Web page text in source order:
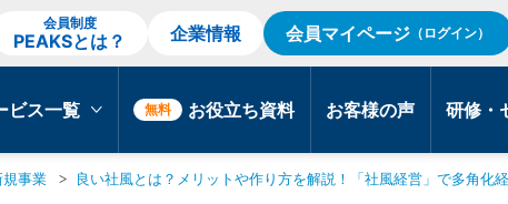
会員制度
PEAKSとは？ 企業情報 会員マイページ （ログイン）
ビス一覧 無料 お役立ち資料 お客様の声 研修・
事業 良い社風とは？メリットや作り方を解説！「社風経営」で多角化